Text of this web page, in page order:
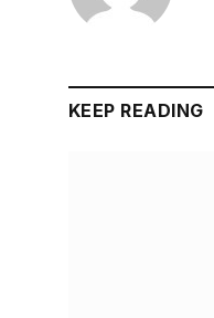
KEEP READING